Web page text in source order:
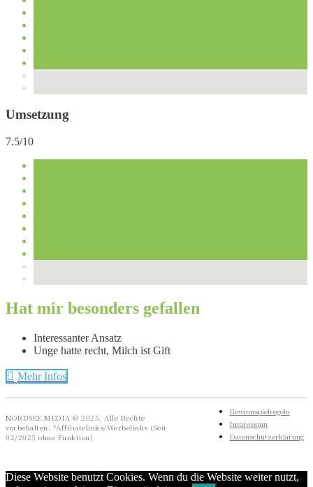
Umsetzung
7.5/10
Hat mir besonders gefallen
Interessanter Ansatz
Unge hatte recht, Milch ist Gift
Mehr Infos
NORDSEE.MEDIA © 2025. Alle Rechte
vorbehalten. *Affiliatelinks/Werbelinks (Seit
02/2025 ohne Funktion)
Gewinnspielregeln
Impressum
Datenschutzerklärung
Diese Website benutzt Cookies. Wenn du die Website weiter nutzt,